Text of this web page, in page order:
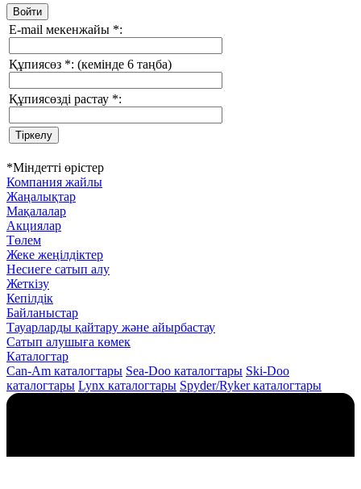
E-mail мекенжайы *:
Құпиясөз *: (кемінде 6 таңба)
Құпиясөзді растау *:
*Міндетті өрістер
Компания жайлы
Жаңалықтар
Мақалалар
Акциялар
Төлем
Жеке жеңілдіктер
Несиеге сатып алу
Жеткізу
Кепілдік
Байланыстар
Тауарларды қайтару және айырбастау
Сатып алушыға көмек
Каталогтар
Can-Am каталогтары Sea-Doo каталогтары Ski-Doo
каталогтары Lynx каталогтары Spyder/Ryker каталогтары